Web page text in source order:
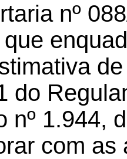
nº
do
nº 1.944,
com